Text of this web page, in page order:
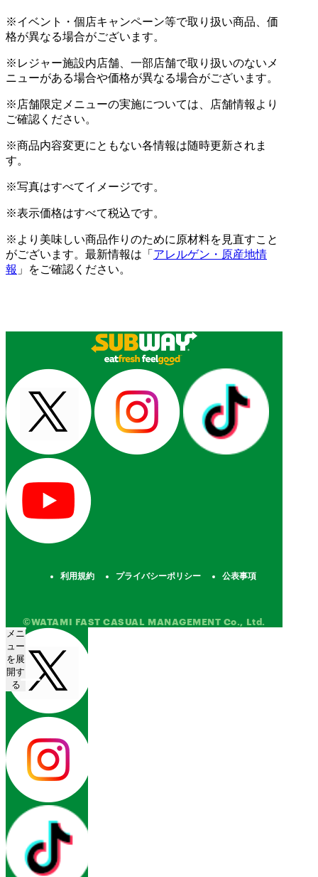
※イベント・個店キャンペーン等で取り扱い商品、価
格が異なる場合がございます。
※レジャー施設内店舗、一部店舗で取り扱いのないメ
ニューがある場合や価格が異なる場合がございます。
※店舗限定メニューの実施については、店舗情報より
ご確認ください。
※商品内容変更にともない各情報は随時更新されま
す。
※写真はすべてイメージです。
※表示価格はすべて税込です。
※より美味しい商品作りのために原材料を見直すこと
がございます。最新情報は「 アレルゲン・原産地情
報 」をご確認ください。
利用規約 プライバシーポリシー 公表事項
©WATAMI FAST CASUAL MANAGEMENT Co., Ltd.
メニ
ュー
を展
開す
る